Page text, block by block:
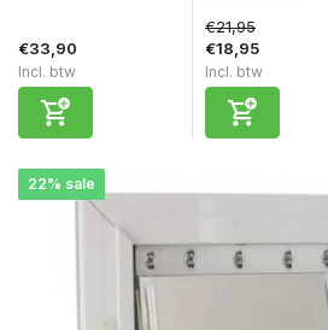
22% sale
€33,90
Incl. btw
€21,95
€18,95
Incl. btw